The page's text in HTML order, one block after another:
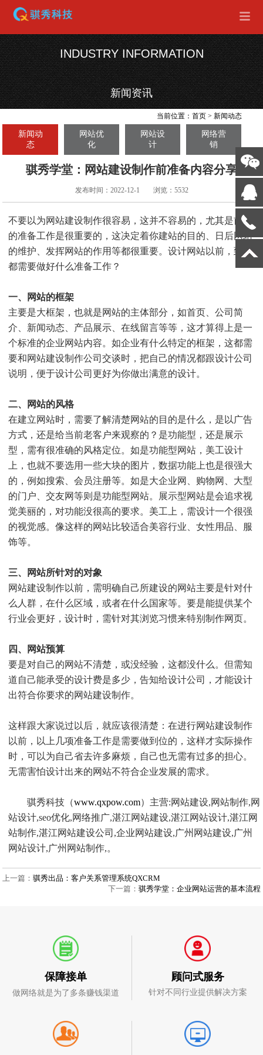
INDUSTRY INFORMATION
新闻资讯
当前位置：首页 >新闻动态
新闻动
态
网站优
化
网站设
计
网络营
销
骐秀学堂：网站建设制作前准备内容分享
发布时间：2022-12-1 浏览：5532
不要以为网站建设制作很容易，这并不容易的，尤其是前期
的准备工作是很重要的，这决定着你建站的目的、日后网站
的维护、发挥网站的作用等都很重要。设计网站以前，到底
都需要做好什么准备工作？
一、网站的框架
主要是大框架，也就是网站的主体部分，如首页、公司简
介、新闻动态、产品展示、在线留言等等，这才算得上是一
个标准的企业网站内容。如企业有什么特定的框架，这都需
要和网站建设制作公司交谈时，把自己的情况都跟设计公司
说明，便于设计公司更好为你做出满意的设计。
二、网站的风格
在建立网站时，需要了解清楚网站的目的是什么，是以广告
方式，还是给当前老客户来观察的？是功能型，还是展示
型，需有很准确的风格定位。如是功能型网站，美工设计
上，也就不要选用一些大块的图片，数据功能上也是很强大
的，例如搜索、会员注册等。如是大企业网、购物网、大型
的门户、交友网等则是功能型网站。展示型网站是会追求视
觉美丽的，对功能没很高的要求。美工上，需设计一个很强
的视觉感。像这样的网站比较适合美容行业、女性用品、服
饰等。
三、网站所针对的对象
网站建设制作以前，需明确自己所建设的网站主要是针对什
么人群，在什么区域，或者在什么国家等。要是能提供某个
行业会更好，设计时，需针对其浏览习惯来特别制作网页。
四、网站预算
要是对自己的网站不清楚，或没经验，这都没什么。但需知
道自己能承受的设计费是多少，告知给设计公司，才能设计
出符合你要求的网站建设制作。
这样跟大家说过以后，就应该很清楚：在进行网站建设制作
以前，以上几项准备工作是需要做到位的，这样才实际操作
时，可以为自己省去许多麻烦，自己也无需有过多的担心。
无需害怕设计出来的网站不符合企业发展的需求。
骐秀科技（www.qxpow.com）主营:网站建设,网站制作,网
站设计,seo优化,网络推广,湛江网站建设,湛江网站设计,湛江网
站制作,湛江网站建设公司,企业网站建设,广州网站建设,广州
网站设计,广州网站制作,。
上一篇：骐秀出品：客户关系管理系统QXCRM
下一篇： 骐秀学堂：企业网站运营的基本流程
保障接单
做网络就是为了多条赚钱渠道
顾问式服务
针对不同行业提供解决方案